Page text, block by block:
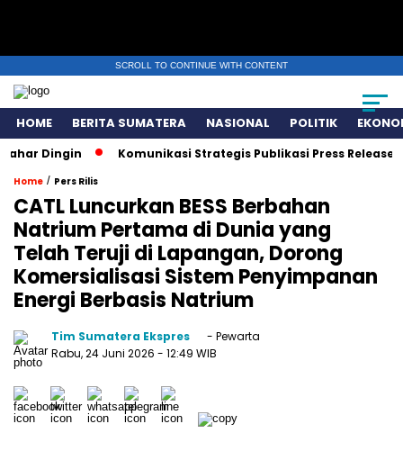
SCROLL TO CONTINUE WITH CONTENT
HOME BERITA SUMATERA NASIONAL POLITIK
Komunikasi Strategis Publikasi Press Release, Kunci
Home / Pers Rilis
CATL Luncurkan BESS Berbahan
Natrium Pertama di Dunia yang
Telah Teruji di Lapangan, Dorong
Komersialisasi Sistem Penyimpanan
Energi Berbasis Natrium
Tim Sumatera Ekspres
- Pewarta
Rabu, 24 Juni 2026 - 12:49 WIB